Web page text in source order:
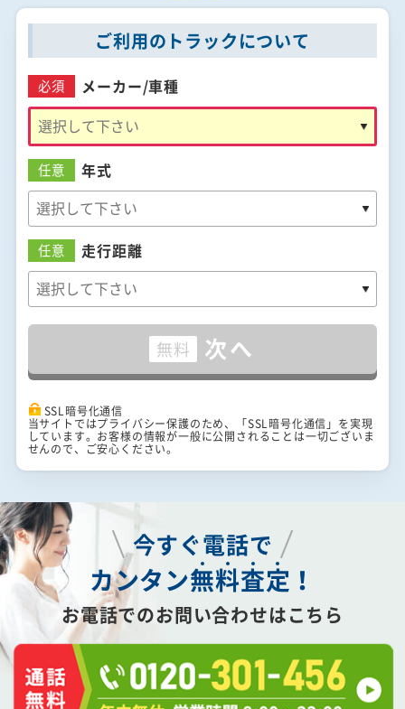
ご利用のトラックについて
必須 メーカー/車種
任意 年式
任意 走行距離
無料 次へ
SSL暗号化通信
当サイトではプライバシー保護のため、「SSL暗号化通信」を実現
しています。お客様の情報が一般に公開されることは一切ございま
せんので、ご安心ください。
今すぐ電話で
カンタン無料査定 ！
お電話でのお問い合わせはこちら